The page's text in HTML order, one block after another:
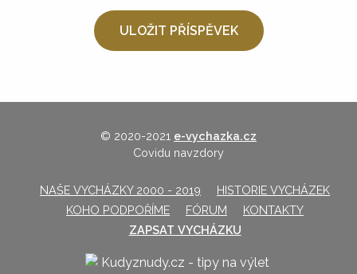
© 2020-2021 e-vychazka.cz
Covidu navzdory
NAŠE VYCHÁZKY 2000 - 2019
HISTORIE VYCHÁZEK
KOHO PODPOŘÍME
FÓRUM
KONTAKTY
ZAPSAT VYCHÁZKU